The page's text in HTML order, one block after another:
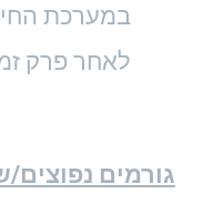
במערכת
לאחר פרק
גורמים